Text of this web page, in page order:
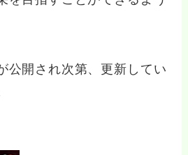
公開され次第、更新してい